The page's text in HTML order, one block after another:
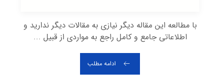
با مطالعه این مقاله دیگر نیازی به مقالات دیگر ندارید و
اطلاعاتی جامع و کامل راجع به مواردی از قبیل ...
ادامه مطلب